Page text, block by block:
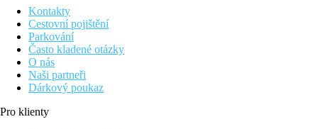
Kontakty
Cestovní pojištění
Parkování
Často kladené otázky
O nás
Naši partneři
Dárkový poukaz
Pro klienty